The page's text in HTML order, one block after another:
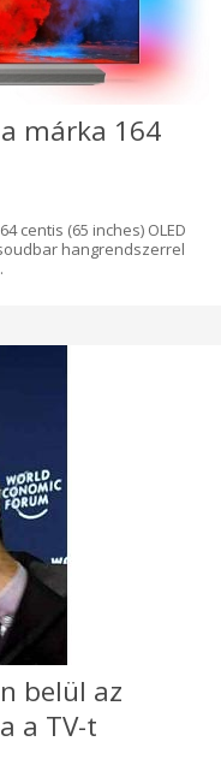
márka 164
centis (65 inches) OLED
hangrendszerrel
belül az
a TV-t